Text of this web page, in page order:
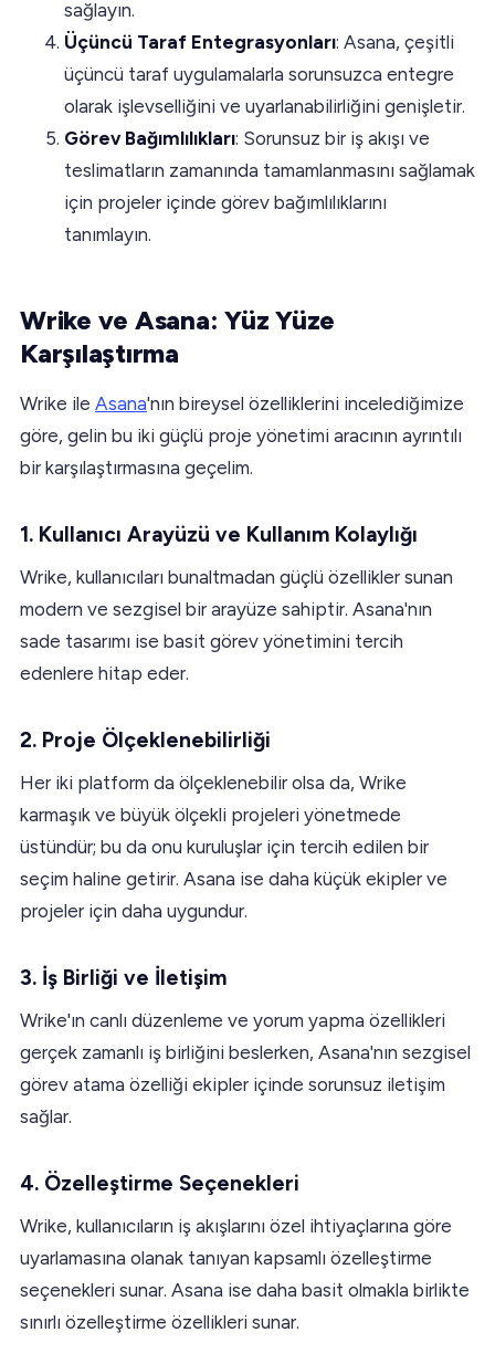
sağlayın.
Üçüncü Taraf Entegrasyonları: Asana, çeşitli
üçüncü taraf uygulamalarla sorunsuzca entegre
olarak işlevselliğini ve uyarlanabilirliğini genişletir.
Görev Bağımlılıkları: Sorunsuz bir iş akışı ve
teslimatların zamanında tamamlanmasını sağlamak
için projeler içinde görev bağımlılıklarını
tanımlayın.
Wrike ve Asana: Yüz Yüze
Karşılaştırma
Wrike ile Asana'nın bireysel özelliklerini incelediğimize
göre, gelin bu iki güçlü proje yönetimi aracının ayrıntılı
bir karşılaştırmasına geçelim.
1. Kullanıcı Arayüzü ve Kullanım Kolaylığı
Wrike, kullanıcıları bunaltmadan güçlü özellikler sunan
modern ve sezgisel bir arayüze sahiptir. Asana'nın
sade tasarımı ise basit görev yönetimini tercih
edenlere hitap eder.
2. Proje Ölçeklenebilirliği
Her iki platform da ölçeklenebilir olsa da, Wrike
karmaşık ve büyük ölçekli projeleri yönetmede
üstündür; bu da onu kuruluşlar için tercih edilen bir
seçim haline getirir. Asana ise daha küçük ekipler ve
projeler için daha uygundur.
3. İş Birliği ve İletişim
Wrike'ın canlı düzenleme ve yorum yapma özellikleri
gerçek zamanlı iş birliğini beslerken, Asana'nın sezgisel
görev atama özelliği ekipler içinde sorunsuz iletişim
sağlar.
4. Özelleştirme Seçenekleri
Wrike, kullanıcıların iş akışlarını özel ihtiyaçlarına göre
uyarlamasına olanak tanıyan kapsamlı özelleştirme
seçenekleri sunar. Asana ise daha basit olmakla birlikte
sınırlı özelleştirme özellikleri sunar.